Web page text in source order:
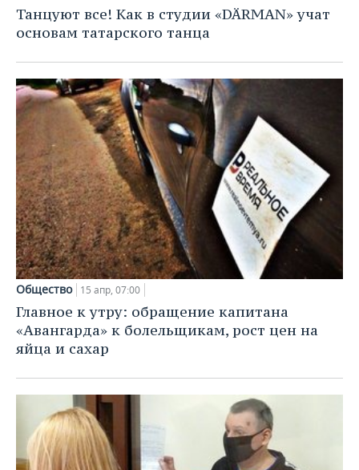
Танцуют все! Как в студии «DÄRMAN» учат
основам татарского танца
Общество 15 апр, 07:00
Главное к утру: обращение капитана
«Авангарда» к болельщикам, рост цен на
яйца и сахар